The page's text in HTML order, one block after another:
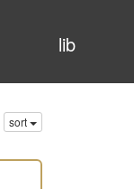
lib
sort